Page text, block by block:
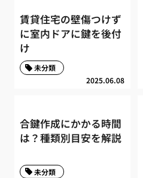
賃貸住宅の壁傷つけず
に室内ドアに鍵を後付
け
2025.06.08
未分類
合鍵作成にかかる時間
は？種類別目安を解説
未分類